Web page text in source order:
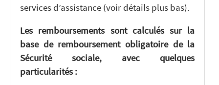
services d’assistance (voir détails plus bas).
Les remboursements sont calculés sur la
base de remboursement obligatoire de la
Sécurité sociale, avec quelques
particularités :